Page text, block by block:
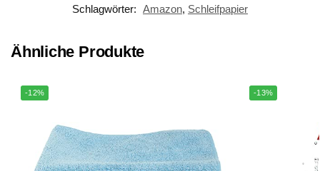
Schlagwörter: Amazon, Schleifpapier
Ähnliche Produkte
-12% -13%